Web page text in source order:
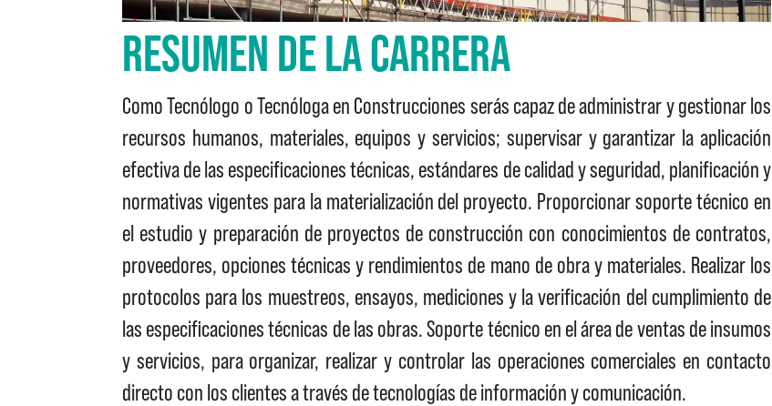
RESUMEN DE LA CARRERA
Como Tecnólogo o Tecnóloga en Construcciones serás capaz de administrar y gestionar los
recursos humanos, materiales, equipos y servicios; supervisar y garantizar la aplicación
efectiva de las especificaciones técnicas, estándares de calidad y seguridad, planificación y
normativas vigentes para la materialización del proyecto. Proporcionar soporte técnico en
el estudio y preparación de proyectos de construcción con conocimientos de contratos,
proveedores, opciones técnicas y rendimientos de mano de obra y materiales. Realizar los
protocolos para los muestreos, ensayos, mediciones y la verificación del cumplimiento de
las especificaciones técnicas de las obras. Soporte técnico en el área de ventas de insumos
y servicios, para organizar, realizar y controlar las operaciones comerciales en contacto
directo con los clientes a través de tecnologías de información y comunicación.